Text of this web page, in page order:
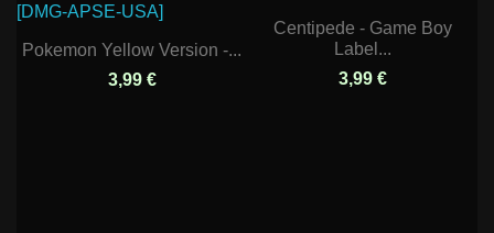
Pokemon Yellow Version -...
3,99 €
Centipede - Game Boy
Label...
3,99 €